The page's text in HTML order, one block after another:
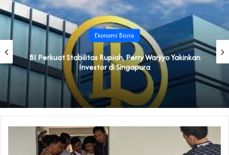
Ekonomi Bisnis
BI Perkuat Stabilitas Rupiah, Perry Warjiyo Yakinkan
Investor di Singapura